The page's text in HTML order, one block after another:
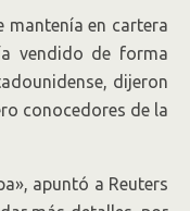
mantenía en cartera
vendido de forma
dijeron
conocedores de la
apuntó a Reuters